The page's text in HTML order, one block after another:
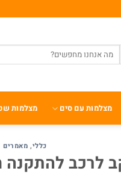
עבור:
מצלמות עם סים מצלמות
כללי, מאמרים
לרכב להתקנה